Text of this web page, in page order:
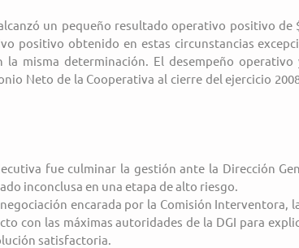
un pequeño resultado operativo positivo de
positivo obtenido en estas circunstancias
misma determinación. El desempeño operativo
Neto de la Cooperativa al cierre del ejercicio
fue culminar la gestión ante la Dirección
inconclusa en una etapa de alto riesgo.
encarada por la Comisión Interventora,
con las máximas autoridades de la DGI para
satisfactoria.